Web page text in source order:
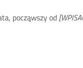
począwszy od